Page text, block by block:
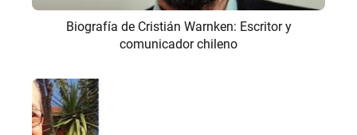
Biografía de Cristián Warnken: Escritor y
comunicador chileno